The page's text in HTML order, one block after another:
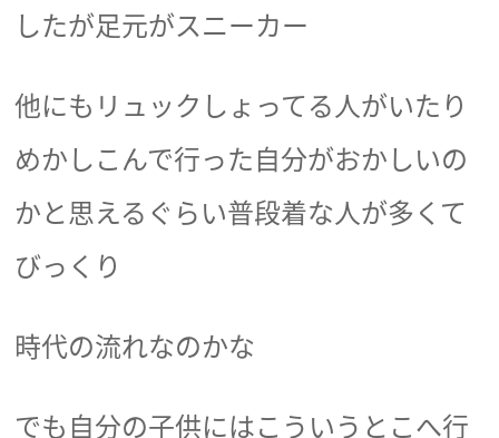
したが足元がスニーカー
他にもリュックしょってる人がいたり
めかしこんで行った自分がおかしいの
かと思えるぐらい普段着な人が多くて
びっくり
時代の流れなのかな
でも自分の子供にはこういうとこへ行